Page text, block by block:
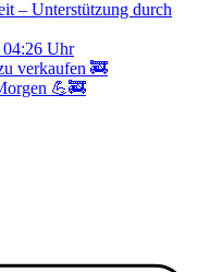
– Unterstützung durch
04:26 Uhr
verkaufen 🚒
💪🚒